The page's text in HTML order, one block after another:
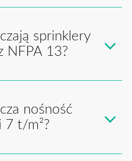
sprinklery
NFPA 13?
nośność
7 t/m²?